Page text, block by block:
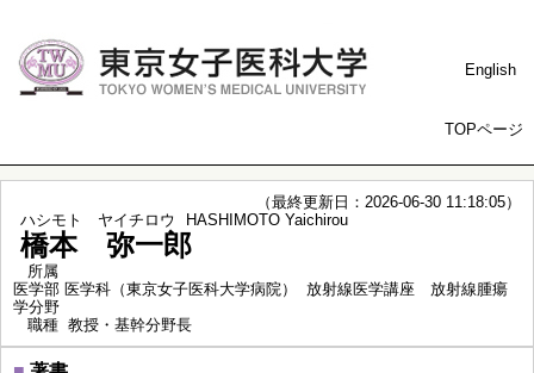
English
TOPページ
（最終更新日：2026-06-30 11:18:05）
ハシモト ヤイチロウ
HASHIMOTO Yaichirou
橋本 弥一郎
所属
医学部 医学科（東京女子医科大学病院） 放射線医学講座 放射線腫瘍
学分野
職種 教授・基幹分野長